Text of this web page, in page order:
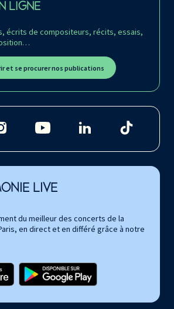
LIGNE
écrits de compositeurs, récits, essais,
et se procurer nos publications
LIVE
du meilleur des concerts de la
en direct et en différé grâce à notre